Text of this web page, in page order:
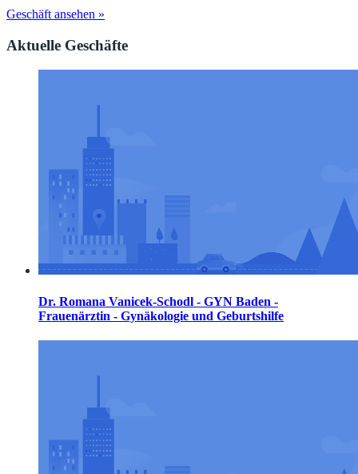
Geschäft ansehen »
Aktuelle Geschäfte
Dr. Romana Vanicek-Schodl - GYN Baden -
Frauenärztin - Gynäkologie und Geburtshilfe